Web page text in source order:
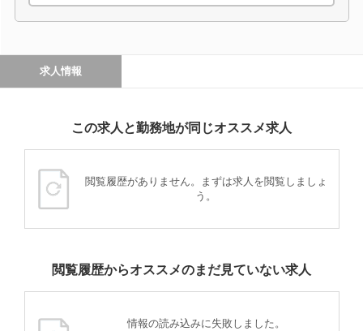
求人情報
この求人と勤務地が同じオススメ求人
閲覧履歴がありません。まずは求人を閲覧しましょ
う。
閲覧履歴からオススメのまだ見ていない求人
情報の読み込みに失敗しました。